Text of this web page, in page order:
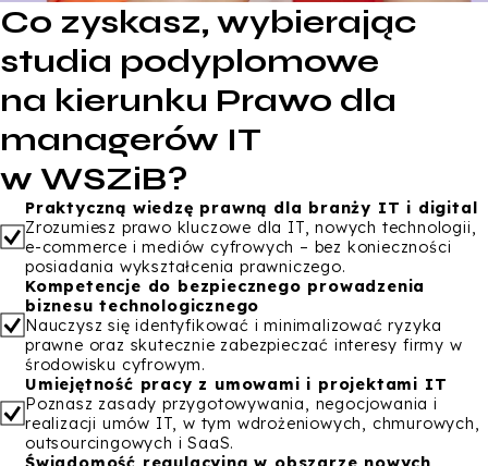
Co zyskasz, wybierając
studia podyplomowe
na kierunku Prawo dla
managerów IT
w WSZiB?
Praktyczną wiedzę prawną dla branży IT i digital
Zrozumiesz prawo kluczowe dla IT, nowych technologii,
e-commerce i mediów cyfrowych – bez konieczności
posiadania wykształcenia prawniczego.
Kompetencje do bezpiecznego prowadzenia
biznesu technologicznego
Nauczysz się identyfikować i minimalizować ryzyka
prawne oraz skutecznie zabezpieczać interesy firmy w
środowisku cyfrowym.
Umiejętność pracy z umowami i projektami IT
Poznasz zasady przygotowywania, negocjowania i
realizacji umów IT, w tym wdrożeniowych, chmurowych,
outsourcingowych i SaaS.